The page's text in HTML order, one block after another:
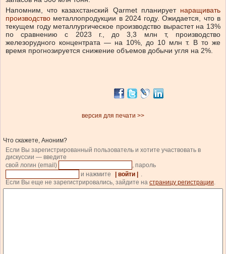
Напомним, что казахстанский Qarmet планирует наращивать
производство металлопродукции в 2024 году. Ожидается, что в
текущем году металлургическое производство вырастет на 13%
по сравнению с 2023 г., до 3,3 млн т, производство
железорудного концентрата — на 10%, до 10 млн т. В то же
время прогнозируется снижение объемов добычи угля на 2%.
версия для печати >>
Что скажете, Аноним?
Если Вы зарегистрированный пользователь и хотите участвовать в
дискуссии — введите
свой логин (email)
, пароль
и нажмите
| войти |
.
Если Вы еще не зарегистрировались, зайдите на страницу регистрации.